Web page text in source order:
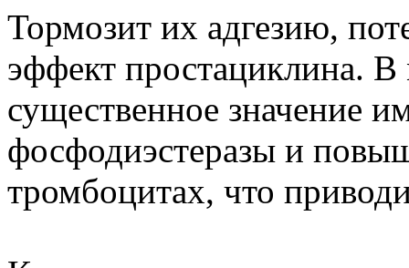
Тормозит их адгезию,
эффект простациклина. В
существенное значение
фосфодиэстеразы и
тромбоцитах, что